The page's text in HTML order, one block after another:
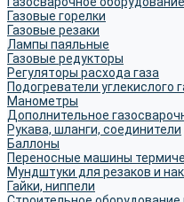
Газовые горелки
Газовые резаки
Лампы паяльные
Газовые редукторы
Регуляторы расхода газа
Подогреватели углекислого
Манометры
Дополнительное
Рукава, шланги, соединители
Баллоны
Переносные машины
Мундштуки для резаков и
Гайки, ниппели